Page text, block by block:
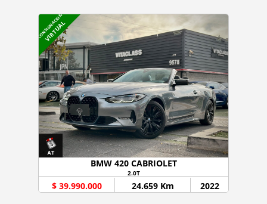
CONSIGNACION
VIRTUAL
BMW 420 CABRIOLET
2.0T
$ 39.990.000 24.659 Km 2022